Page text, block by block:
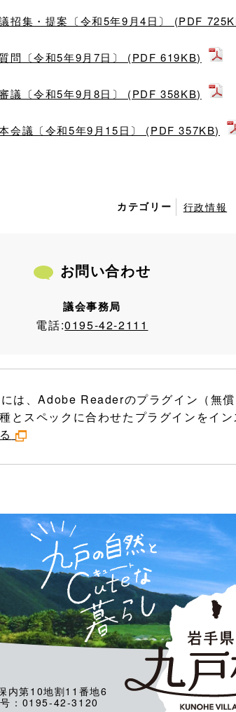
招集・提案〔令和5年9月4日〕 (PDF
問〔令和5年9月7日〕 (PDF 619KB)
議〔令和5年9月8日〕 (PDF 358KB)
会議〔令和5年9月15日〕 (PDF 357KB)
カテゴリー 行政情報
お問い合わせ
議会事務局
電話:0195-42-2111
は、Adobe Readerのプラグイン（無償
とスペックに合わせたプラグインをイン
内第10地割11番地6
：0195-42-3120